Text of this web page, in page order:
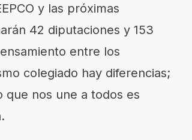
y las próximas
42 diputaciones y 153
entre los
colegiado hay diferencias;
nos une a todos es